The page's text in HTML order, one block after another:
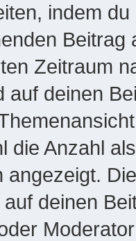
indem
Zeitraum
auf deinen
die Anzahl
angezeigt.
deinen